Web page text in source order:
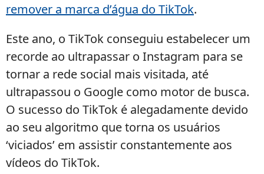
remover a marca d’água do TikTok.
Este ano, o TikTok conseguiu estabelecer um
recorde ao ultrapassar o Instagram para se
tornar a rede social mais visitada, até
ultrapassou o Google como motor de busca.
O sucesso do TikTok é alegadamente devido
ao seu algoritmo que torna os usuários
‘viciados’ em assistir constantemente aos
vídeos do TikTok.